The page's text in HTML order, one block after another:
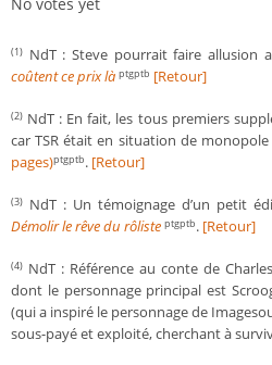
(1) NdT : Steve pourrait faire allusion
coûtent ce prix là ptgptb [Retour]
(2) NdT : En fait, les tous premiers
car TSR était en situation de
pages)ptgptb. [Retour]
(3) NdT : Un témoignage d’un petit
Démolir le rêve du rôliste ptgptb. [Retour]
(4) NdT : Référence au conte de
dont le personnage principal est
(qui a inspiré le personnage de
sous-payé et exploité, cherchant à